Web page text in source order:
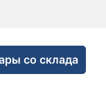
со склада